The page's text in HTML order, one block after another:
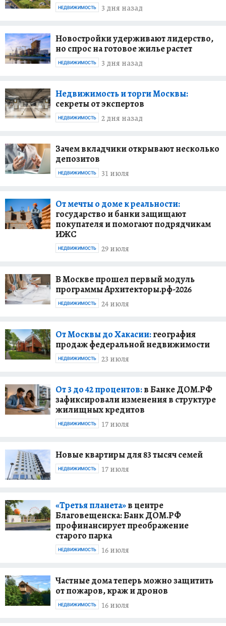
3 дня назад
НЕДВИЖИМОСТЬ
Новостройки удерживают лидерство,
но спрос на готовое жилье растет
3 дня назад
НЕДВИЖИМОСТЬ
Недвижимость и торги Москвы:
секреты от экспертов
2 дня назад
НЕДВИЖИМОСТЬ
Зачем вкладчики открывают несколько
депозитов
31 июля
НЕДВИЖИМОСТЬ
От мечты о доме к реальности:
государство и банки защищают
покупателя и помогают подрядчикам
ИЖС
29 июля
НЕДВИЖИМОСТЬ
В Москве прошел первый модуль
программы Архитекторы.рф-2026
24 июля
НЕДВИЖИМОСТЬ
От Москвы до Хакасии:география
продаж федеральной недвижимости
23 июля
НЕДВИЖИМОСТЬ
От 3 до 42 процентов:в Банке ДОМ.РФ
зафиксировали изменения в структуре
жилищных кредитов
17 июля
НЕДВИЖИМОСТЬ
Новые квартиры для 83 тысяч семей
17 июля
НЕДВИЖИМОСТЬ
«Третья планета»в центре
Благовещенска: Банк ДОМ.РФ
профинансирует преображение
старого парка
16 июля
НЕДВИЖИМОСТЬ
Частные дома теперь можно защитить
от пожаров, краж и дронов
16 июля
НЕДВИЖИМОСТЬ